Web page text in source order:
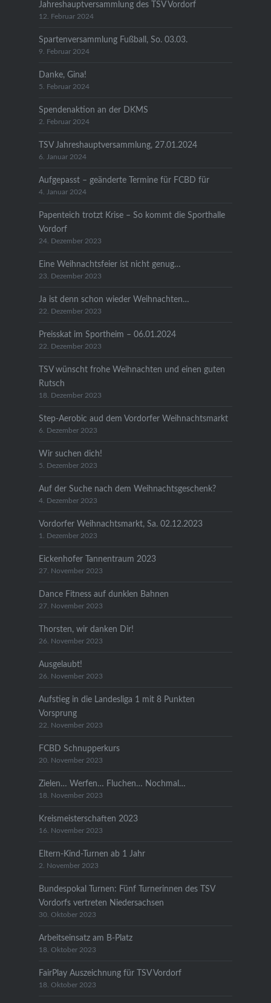
Jahreshauptversammlung des TSV Vordorf
12. Februar 2024
Spartenversammlung Fußball, So. 03.03.
9. Februar 2024
Danke, Gina!
5. Februar 2024
Spendenaktion an der DKMS
2. Februar 2024
TSV Jahreshauptversammlung, 27.01.2024
6. Januar 2024
Aufgepasst – geänderte Termine für FCBD für
4. Januar 2024
Papenteich trotzt Krise – So kommt die Sporthalle
Vordorf
24. Dezember 2023
Eine Weihnachtsfeier ist nicht genug…
23. Dezember 2023
Ja ist denn schon wieder Weihnachten…
22. Dezember 2023
Preisskat im Sportheim – 06.01.2024
22. Dezember 2023
TSV wünscht frohe Weihnachten und einen guten
Rutsch
18. Dezember 2023
Step-Aerobic aud dem Vordorfer Weihnachtsmarkt
6. Dezember 2023
Wir suchen dich!
5. Dezember 2023
Auf der Suche nach dem Weihnachtsgeschenk?
4. Dezember 2023
Vordorfer Weihnachtsmarkt, Sa. 02.12.2023
1. Dezember 2023
Eickenhofer Tannentraum 2023
27. November 2023
Dance Fitness auf dunklen Bahnen
27. November 2023
Thorsten, wir danken Dir!
26. November 2023
Ausgelaubt!
26. November 2023
Aufstieg in die Landesliga 1 mit 8 Punkten
Vorsprung
22. November 2023
FCBD Schnupperkurs
20. November 2023
Zielen… Werfen… Fluchen… Nochmal…
18. November 2023
Kreismeisterschaften 2023
16. November 2023
Eltern-Kind-Turnen ab 1 Jahr
2. November 2023
Bundespokal Turnen: Fünf Turnerinnen des TSV
Vordorfs vertreten Niedersachsen
30. Oktober 2023
Arbeitseinsatz am B-Platz
18. Oktober 2023
FairPlay Auszeichnung für TSV Vordorf
18. Oktober 2023